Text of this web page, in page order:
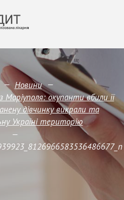
— Новини —
Маріуполя: окупанти вбили її
дівчинку викрали та
Україні територію
—